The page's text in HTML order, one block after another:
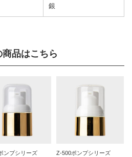
銀
品はこちら
ンプシリーズ Z-500ポンプシリーズ